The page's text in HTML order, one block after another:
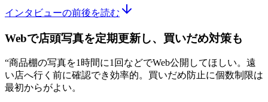
インタビューの前後を読む
Webで店頭写真を定期更新し、買いだめ対策も
“商品棚の写真を1時間に1回などでWeb公開してほしい。遠
い店へ行く前に確認でき効率的。買いだめ防止に個数制限は
最初からがよい。